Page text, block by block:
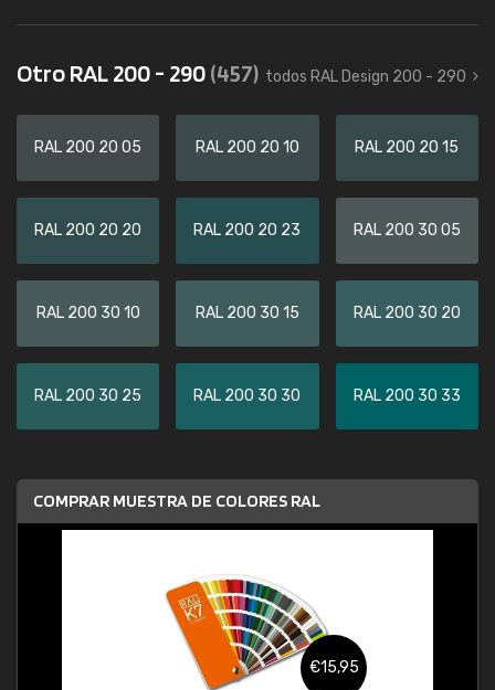
Otro RAL 200 - 290(457) todos RAL Design 200 - 290
RAL 200 20 05 RAL 200 20 10 RAL 200 20 15
RAL 200 20 20 RAL 200 20 23 RAL 200 30 05
RAL 200 30 10 RAL 200 30 15 RAL 200 30 20
RAL 200 30 25 RAL 200 30 30 RAL 200 30 33
COMPRAR MUESTRA DE COLORES RAL
€15,95